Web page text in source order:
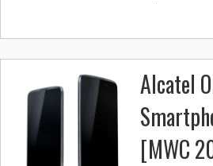
Alcatel
[MWC